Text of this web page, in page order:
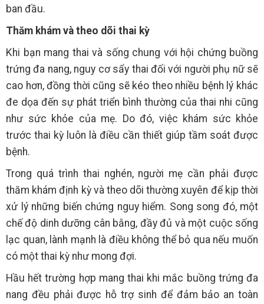
ban đầu.
Thăm khám và theo dõi thai kỳ
Khi bạn mang thai và sống chung với hội chứng buồng
trứng đa nang, nguy cơ sẩy thai đối với người phụ nữ sẽ
cao hơn, đồng thời cũng sẽ kéo theo nhiều bệnh lý khác
đe dọa đến sự phát triển bình thường của thai nhi cũng
như sức khỏe của mẹ. Do đó, việc khám sức khỏe
trước thai kỳ luôn là điều cần thiết giúp tầm soát được
bệnh.
Trong quá trình thai nghén, người mẹ cần phải được
thăm khám định kỳ và theo dõi thường xuyên để kịp thời
xử lý những biến chứng nguy hiểm. Song song đó, một
chế độ dinh dưỡng cân bằng, đầy đủ và một cuộc sống
lạc quan, lành mạnh là điều không thể bỏ qua nếu muốn
có một thai kỳ như mong đợi.
Hầu hết trường hợp mang thai khi mắc buồng trứng đa
nang đều phải được hỗ trợ sinh để đảm bảo an toàn